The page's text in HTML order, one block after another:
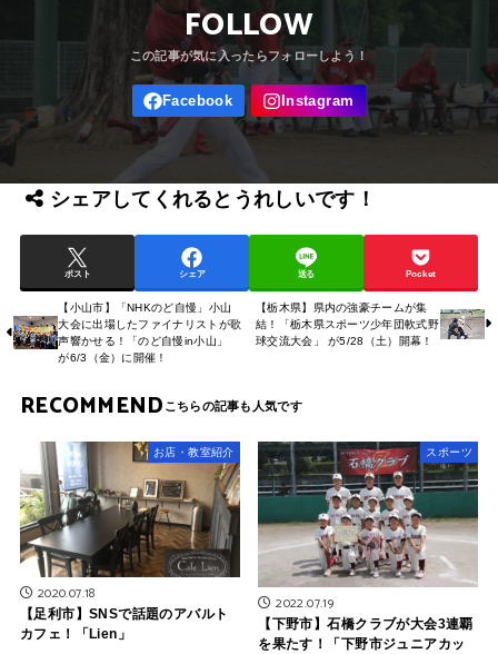
FOLLOW
シェアしてくれるとうれしいです！
ポスト シェア 送る Pocket
【小山市】「NHKのど自慢」小山
大会に出場したファイナリストが歌
声響かせる！「のど自慢in小山」
が6/3（金）に開催！
【栃木県】県内の強豪チームが集
結！「栃木県スポーツ少年団軟式野
球交流大会」 が5/28（土）開幕！
RECOMMEND
お店・教室紹介
2020.07.18
【足利市】SNSで話題のアバルト
カフェ！「Lien」
スポーツ
2022.07.19
【下野市】石橋クラブが大会3連覇
を果たす！「下野市ジュニアカッ